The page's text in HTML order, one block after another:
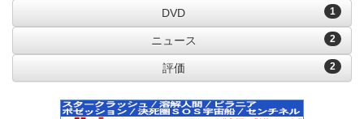
1
DVD
2
ニュース
2
評価